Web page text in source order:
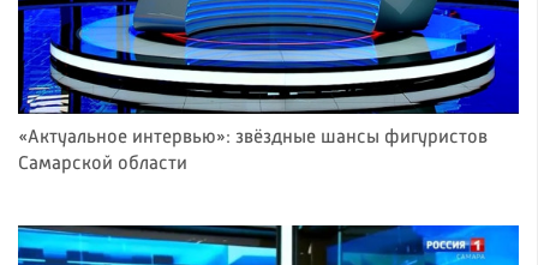
«Актуальное интервью»: звёздные шансы фигуристов
Самарской области